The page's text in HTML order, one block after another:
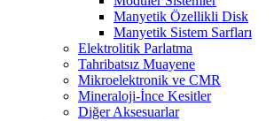
Manyetik Özellikli Disk
Manyetik Sistem Sarfları
Elektrolitik Parlatma
Tahribatsız Muayene
Mikroelektronik ve CMR
Mineraloji-İnce Kesitler
Diğer Aksesuarlar